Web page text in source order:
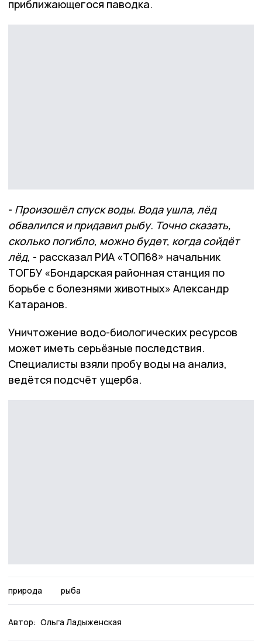
приближающегося паводка.
- Произошёл спуск воды. Вода ушла, лёд
обвалился и придавил рыбу. Точно сказать,
сколько погибло, можно будет, когда сойдёт
лёд, - рассказал РИА «ТОП68» начальник
ТОГБУ «Бондарская районная станция по
борьбе с болезнями животных» Александр
Катаранов.
Уничтожение водо-биологических ресурсов
может иметь серьёзные последствия.
Специалисты взяли пробу воды на анализ,
ведётся подсчёт ущерба.
природа рыба
Автор: Ольга Ладыженская